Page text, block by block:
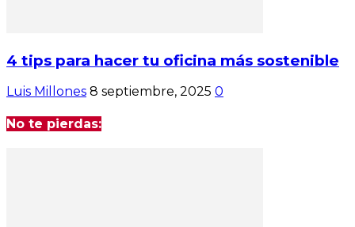
4 tips para hacer tu oficina más sostenible
Luis Millones 8 septiembre, 2025 0
No te pierdas: